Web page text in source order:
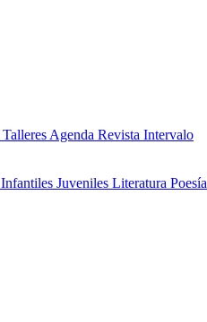
Talleres Agenda Revista Intervalo
Infantiles Juveniles Literatura Poesía